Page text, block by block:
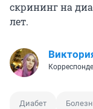
скрининг на
лет.
Диабет